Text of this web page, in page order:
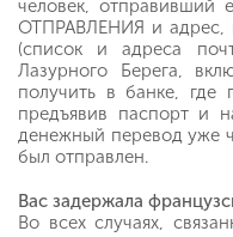
человек,
ОТПРАВЛЕНИЯ и адрес,
(список и адреса
Лазурного Берега,
получить в банке, где
предъявив паспорт и
денежный перевод уже
был отправлен.
Вас задержала
Во всех случаях,